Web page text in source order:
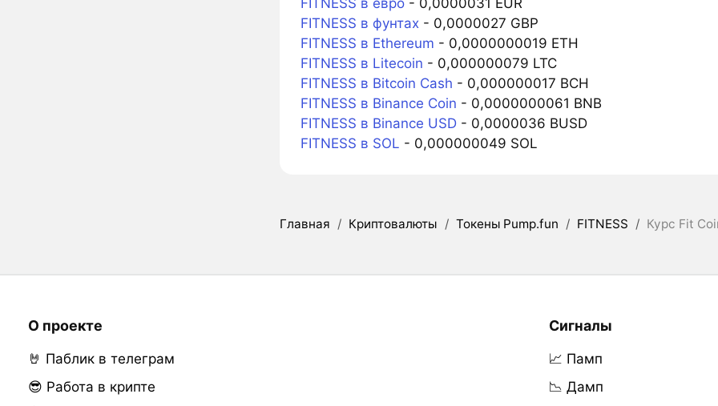
FITNESS в евро- 0,0000031 EUR
FITNESS в фунтах- 0,0000027 GBP
FITNESS в Ethereum - 0,0000000019 ETH
FITNESS в Litecoin - 0,000000079 LTC
FITNESS в Bitcoin Cash - 0,000000017 BCH
FITNESS в Binance Coin - 0,0000000061 BNB
FITNESS в Binance USD- 0,0000036 BUSD
FITNESS в SOL - 0,000000049 SOL
Главная / Криптовалюты / Токены Pump.fun / FITNESS / Курс Fit
О проекте
🤘 Паблик в телеграм
😎 Работа в крипте
Сигналы
📈 Памп
📉 Дамп